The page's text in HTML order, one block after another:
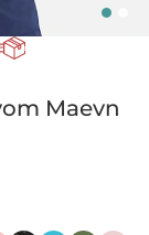
Maevn